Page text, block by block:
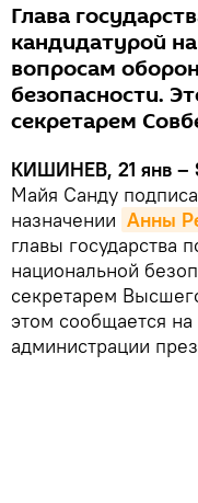
Глава
кандидатурой
вопросам
безопасности.
секретарем
КИШИНЕВ, 21 янв –
Майя Санду
назначении Анны
главы государства
национальной
секретарем
этом сообщается
администрации